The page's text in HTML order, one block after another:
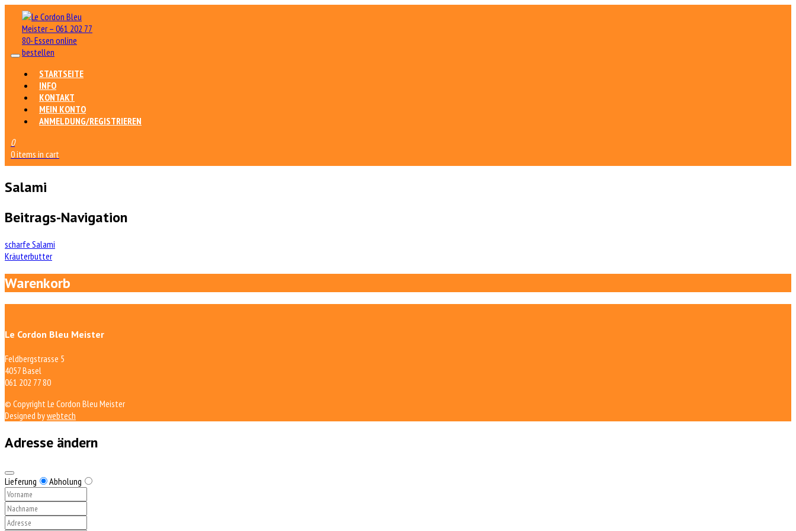
STARTSEITE
INFO
KONTAKT
MEIN KONTO
ANMELDUNG/REGISTRIEREN
0
0 items in cart
Salami
Beitrags-Navigation
scharfe Salami
Kräuterbutter
Warenkorb
Le Cordon Bleu Meister
Feldbergstrasse 5
4057 Basel
061 202 77 80
© Copyright Le Cordon Bleu Meister
Designed bywebtech
Adresse ändern
Lieferung Abholung